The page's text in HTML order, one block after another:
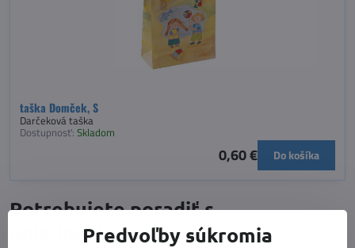
taška Domček, S
Darčeková taška
Dostupnosť: Skladom
0,60 € Do košíka
Potrebujete poradiť s
objednávkou?Predvoľby súkromia